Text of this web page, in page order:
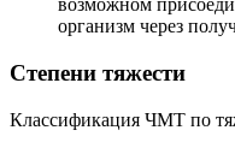
возможном
организм через
Степени тяжести
Классификация ЧМТ по